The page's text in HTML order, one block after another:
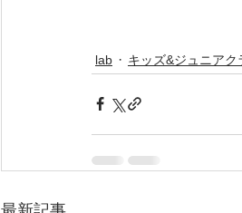
lab キッズ&ジュニアク